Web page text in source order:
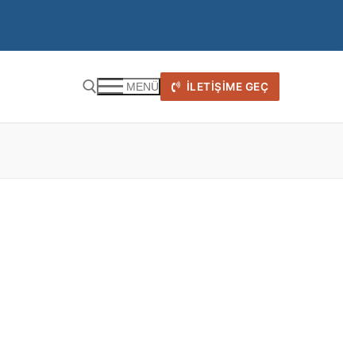
MENÜ İLETIŞIME GEÇ